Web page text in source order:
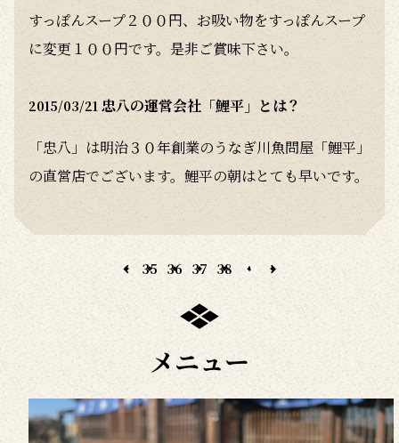
すっぽんスープ２００円、お吸い物をすっぽんスープ
に変更１００円です。是非ご賞味下さい。
2015/03/21 忠八の運営会社「鯉平」とは？
「忠八」は明治３０年創業のうなぎ川魚問屋「鯉平」
の直営店でございます。鯉平の朝はとても早いです。
分け作業、さきや串打ち作業を行っています。鯉平で
白焼（素焼き）されたうなぎを忠八に運び、お客様の
前で蒸し→色付け（蒲焼）をしております。他店に比
べ、少々お時間をいただいてしまいますが、出来立て
のうな丼・うな重をこれからも皆様にご提供いたしま
2015/03/20 本日テレビ取材入りました。
35 36 37 38 39
メニュー